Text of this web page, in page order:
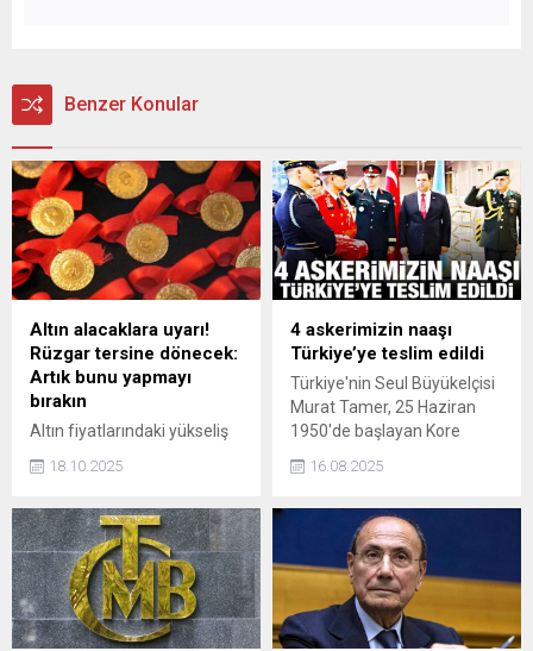
Benzer Konular
Altın alacaklara uyarı!
Rüzgar tersine dönecek:
Artık bunu yapmayı
bırakın
Altın fiyatlarındaki yükseliş
Öyle ki insanlar fiziki altın
kuyruğa giriyor. Gram altın 6
bin TL sınırına dayandı.
İslam Memiş ise uyarı
niteliğinde, "Artık bunu
yapmayı bırakın" dedi.
18.10.2025
4 askerimizin naaşı
Türkiye’ye teslim edildi
Türkiye'nin Seul Büyükelçisi
Murat Tamer, 25 Haziran
1950'de başlayan Kore
ordusundan 4 askerin kemik
naaşlarının kendilerine
teslim edildiğini söyledi.
16.08.2025